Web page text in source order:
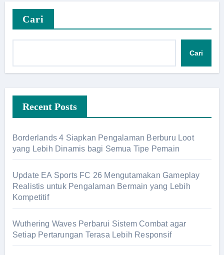
Cari
Cari
Recent Posts
Borderlands 4 Siapkan Pengalaman Berburu Loot
yang Lebih Dinamis bagi Semua Tipe Pemain
Update EA Sports FC 26 Mengutamakan Gameplay
Realistis untuk Pengalaman Bermain yang Lebih
Kompetitif
Wuthering Waves Perbarui Sistem Combat agar
Setiap Pertarungan Terasa Lebih Responsif